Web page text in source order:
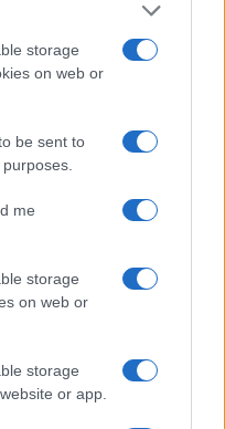
storage
on web or
be sent to
me
storage
on web or
storage
or app.
tra case della
e tensioni politiche